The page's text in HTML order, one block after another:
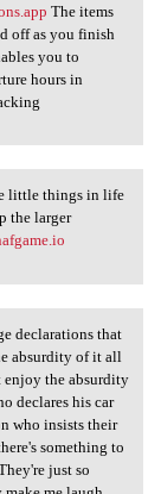
The items
off as you finish
you to
hours in
It
little things in life
the larger
declarations that
absurdity of it all
enjoy the absurdity
declares his car
who insists their
something to
just so